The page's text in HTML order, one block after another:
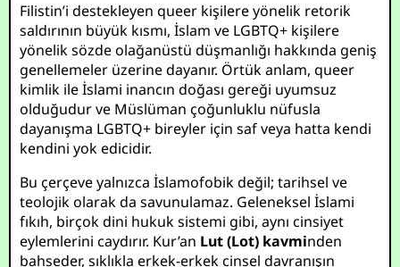
Filistin’i destekleyen queer kişilere yönelik retorik
saldırının büyük kısmı, İslam ve LGBTQ+ kişilere
yönelik sözde olağanüstü düşmanlığı hakkında geniş
genellemeler üzerine dayanır. Örtük anlam, queer
kimlik ile İslami inancın doğası gereği uyumsuz
olduğudur ve Müslüman çoğunluklu nüfusla
dayanışma LGBTQ+ bireyler için saf veya hatta kendi
kendini yok edicidir.
Bu çerçeve yalnızca İslamofobik değil; tarihsel ve
teolojik olarak da savunulamaz. Geleneksel İslami
fıkıh, birçok dini hukuk sistemi gibi, aynı cinsiyet
eylemlerini caydırır. Kur’an Lut (Lot) kavminden
bahseder, sıklıkla erkek-erkek cinsel davranışın